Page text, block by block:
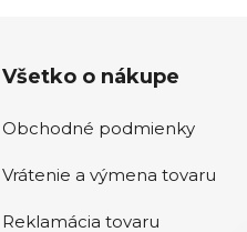
Všetko o nákupe
Obchodné podmienky
Vrátenie a výmena tovaru
Reklamácia tovaru